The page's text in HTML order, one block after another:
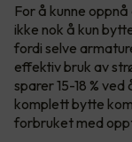
For å kunne
ikke nok å kun
fordi selve
effektiv bruk av
sparer 15-18 %
komplett bytte
forbruket med